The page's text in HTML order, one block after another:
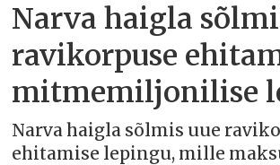
Narva haigla
ravikorpuse
mitmemiljonilise
Narva haigla sõlmis uue
ehitamise lepingu, mille